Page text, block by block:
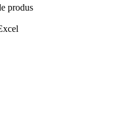
produs